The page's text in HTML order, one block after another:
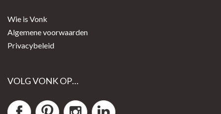
Wie is Vonk
Algemene voorwaarden
Privacybeleid
VOLG VONK OP…